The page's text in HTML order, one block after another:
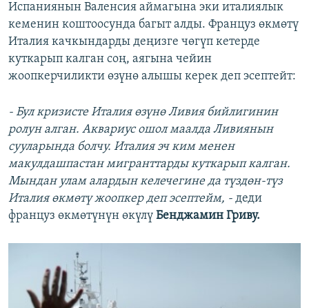
Испаниянын Валенсия аймагына эки италиялык
кеменин коштоосунда багыт алды. Француз өкмөтү
Италия качкындарды деңизге чөгүп кетерде
куткарып калган соң, аягына чейин
жоопкерчиликти өзүнө алышы керек деп эсептейт:
- Бул кризисте Италия өзүнө Ливия бийлигинин
ролун алган. Аквариус ошол маалда Ливиянын
сууларында болчу. Италия эч ким менен
макулдашпастан мигранттарды куткарып калган.
Мындан улам алардын келечегине да түздөн-түз
Италия өкмөтү жоопкер деп эсептейм, - деди
француз өкмөтүнүн өкүлү Бенджамин Гриву.